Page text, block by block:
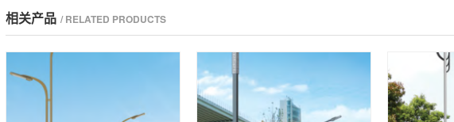
相关产品 / RELATED PRODUCTS